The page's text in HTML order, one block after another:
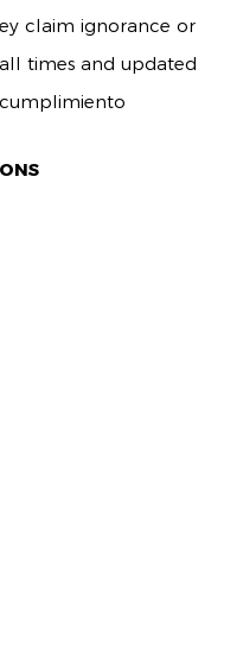
claim ignorance or
times and updated